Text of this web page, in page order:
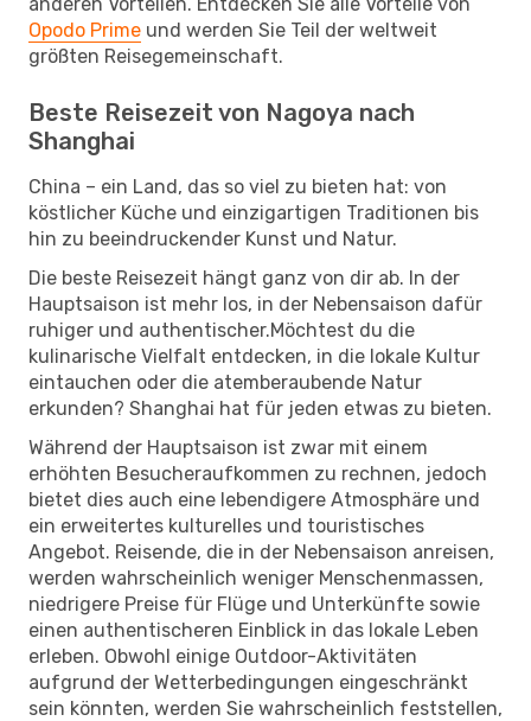
Opodo Prime und werden Sie Teil der weltweit
größten Reisegemeinschaft.
Beste Reisezeit von Nagoya nach
Shanghai
China – ein Land, das so viel zu bieten hat: von
köstlicher Küche und einzigartigen Traditionen bis
hin zu beeindruckender Kunst und Natur.
Die beste Reisezeit hängt ganz von dir ab. In der
Hauptsaison ist mehr los, in der Nebensaison dafür
ruhiger und authentischer.Möchtest du die
kulinarische Vielfalt entdecken, in die lokale Kultur
eintauchen oder die atemberaubende Natur
erkunden? Shanghai hat für jeden etwas zu bieten.
Während der Hauptsaison ist zwar mit einem
erhöhten Besucheraufkommen zu rechnen, jedoch
bietet dies auch eine lebendigere Atmosphäre und
ein erweitertes kulturelles und touristisches
Angebot. Reisende, die in der Nebensaison anreisen,
werden wahrscheinlich weniger Menschenmassen,
niedrigere Preise für Flüge und Unterkünfte sowie
einen authentischeren Einblick in das lokale Leben
erleben. Obwohl einige Outdoor-Aktivitäten
aufgrund der Wetterbedingungen eingeschränkt
sein könnten, werden Sie wahrscheinlich feststellen,